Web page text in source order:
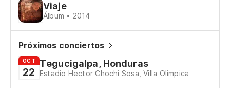
Viaje
Álbum • 2014
Próximos conciertos
OCT
22
Tegucigalpa, Honduras
Estadio Hector Chochi Sosa, Villa Olimpica